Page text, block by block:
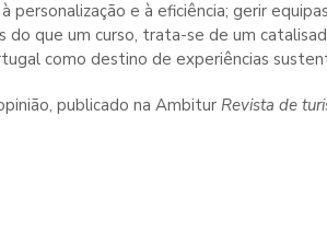
personalização e à eficiência; gerir
do que um curso, trata-se de um
como destino de experiências
publicado na Ambitur Revista de